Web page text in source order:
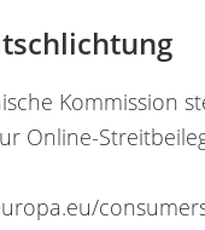
Kommission
Online-